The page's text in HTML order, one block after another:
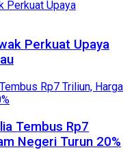
Perkuat Upaya
Tembus Rp7
Negeri Turun 20%